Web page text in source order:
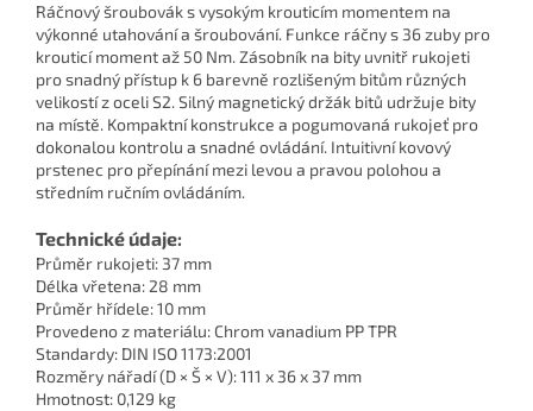
Ráčnový šroubovák s vysokým krouticím momentem na
výkonné utahování a šroubování. Funkce ráčny s 36 zuby pro
krouticí moment až 50 Nm. Zásobník na bity uvnitř rukojeti
pro snadný přístup k 6 barevně rozlišeným bitům různých
velikostí z oceli S2. Silný magnetický držák bitů udržuje bity
na místě. Kompaktní konstrukce a pogumovaná rukojeť pro
dokonalou kontrolu a snadné ovládání. Intuitivní kovový
prstenec pro přepínání mezi levou a pravou polohou a
středním ručním ovládáním.
Technické údaje:
Průměr rukojeti: 37 mm
Délka vřetena: 28 mm
Průměr hřídele: 10 mm
Provedeno z materiálu: Chrom vanadium PP TPR
Standardy: DIN ISO 1173:2001
Rozměry nářadí (D × Š × V): 111 x 36 x 37 mm
Hmotnost: 0,129 kg